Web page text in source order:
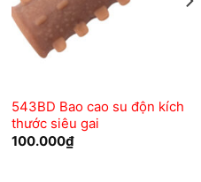
543BD Bao cao su độn kích
thước siêu gai
100.000₫